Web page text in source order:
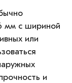
мм с шириной
или
и